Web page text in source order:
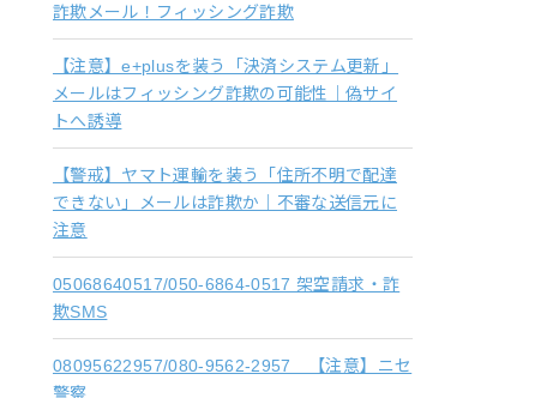
詐欺メール！フィッシング詐欺
【注意】e+plusを装う「決済システム更新」
メールはフィッシング詐欺の可能性｜偽サイ
トへ誘導
【警戒】ヤマト運輸を装う「住所不明で配達
できない」メールは詐欺か｜不審な送信元に
注意
05068640517/050-6864-0517 架空請求・詐
欺SMS
08095622957/080-9562-2957 【注意】ニセ
警察